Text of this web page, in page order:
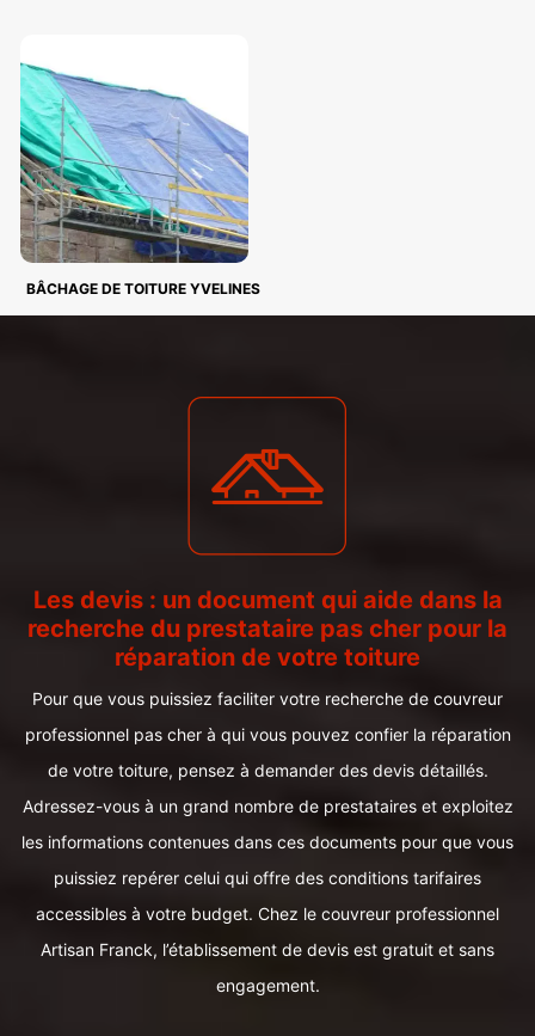
BÂCHAGE DE TOITURE YVELINES
Les devis : un document qui aide dans la
recherche du prestataire pas cher pour la
réparation de votre toiture
Pour que vous puissiez faciliter votre recherche de couvreur
professionnel pas cher à qui vous pouvez confier la réparation
de votre toiture, pensez à demander des devis détaillés.
Adressez-vous à un grand nombre de prestataires et exploitez
les informations contenues dans ces documents pour que vous
puissiez repérer celui qui offre des conditions tarifaires
accessibles à votre budget. Chez le couvreur professionnel
Artisan Franck, l’établissement de devis est gratuit et sans
engagement.